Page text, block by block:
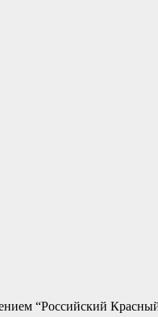
“Российский